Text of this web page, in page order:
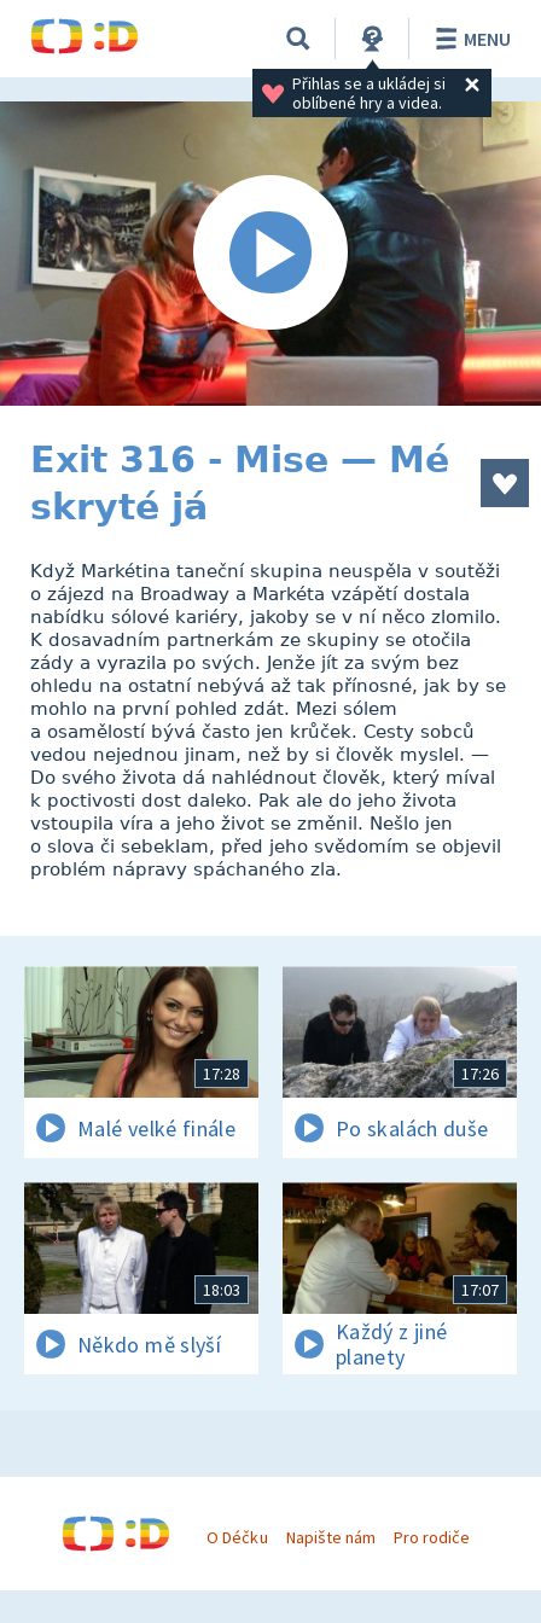
Přihlas se a ukládej si
oblíbené hry a videa.
MENU
Exit 316 - Mise — Mé
skryté já
Když Markétina taneční skupina neuspěla v soutěži
o zájezd na Broadway a Markéta vzápětí dostala
nabídku sólové kariéry, jakoby se v ní něco zlomilo.
K dosavadním partnerkám ze skupiny se otočila
zády a vyrazila po svých. Jenže jít za svým bez
ohledu na ostatní nebývá až tak přínosné, jak by se
mohlo na první pohled zdát. Mezi sólem
a osamělostí bývá často jen krůček. Cesty sobců
vedou nejednou jinam, než by si člověk myslel. —
Do svého života dá nahlédnout člověk, který míval
k poctivosti dost daleko. Pak ale do jeho života
vstoupila víra a jeho život se změnil. Nešlo jen
o slova či sebeklam, před jeho svědomím se objevil
problém nápravy spáchaného zla.
17:28
Malé velké finále
17:26
Po skalách duše
18:03
Někdo mě slyší
17:07
Každý z jiné
planety
O Déčku Napište nám Pro rodiče